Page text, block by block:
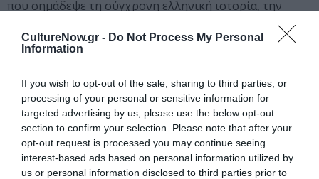
CultureNow.gr - Do Not Process My Personal
Information
If you wish to opt-out of the sale, sharing to third parties, or
processing of your personal or sensitive information for
targeted advertising by us, please use the below opt-out
section to confirm your selection. Please note that after your
opt-out request is processed you may continue seeing
interest-based ads based on personal information utilized by
us or personal information disclosed to third parties prior to
που σημάδεψε τη σύγχρονη ελληνική ιστορία, την
Κατοχή, τον Εμφύλιο, τα μεταπολεμικά τραύματα που
δεν πρόλαβαν να επουλωθούν, λόγω της επιβολής της
δικτατορίας. Το έργο του κινείται στην κατεύθυνση του
Ειδικά στα δύο τελευταία έργα του, τον Λοιμό (1972) και
το δίτομο Το πλήθος (1985-1986), καταθέτει μια γραφή
πολύ προσωπική, με έντονο το φανταστικό στοιχείο,
που περιγράφει μοναδικά τον εφιάλτη της
απανθρωποποίησης στον σύγχρονο πολιτισμό.